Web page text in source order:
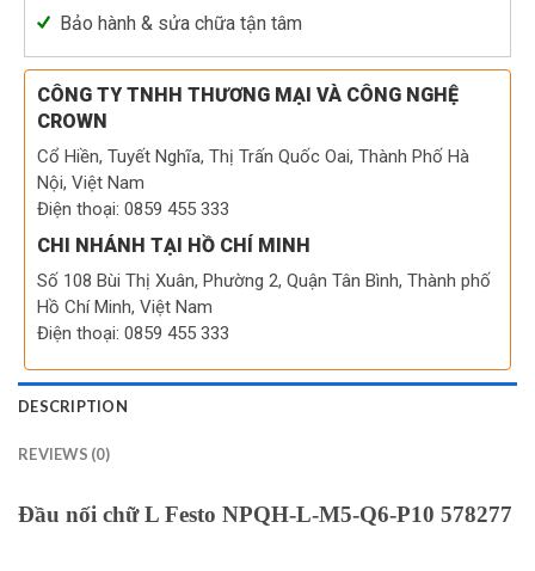
Bảo hành & sửa chữa tận tâm
CÔNG TY TNHH THƯƠNG MẠI VÀ CÔNG NGHỆ
CROWN
Cổ Hiền, Tuyết Nghĩa, Thị Trấn Quốc Oai, Thành Phố Hà
Nội, Việt Nam
Điện thoại: 0859 455 333
CHI NHÁNH TẠI HỒ CHÍ MINH
Số 108 Bùi Thị Xuân, Phường 2, Quận Tân Bình, Thành phố
Hồ Chí Minh, Việt Nam
Điện thoại: 0859 455 333
DESCRIPTION
REVIEWS (0)
Đầu nối chữ L Festo NPQH-L-M5-Q6-P10 578277